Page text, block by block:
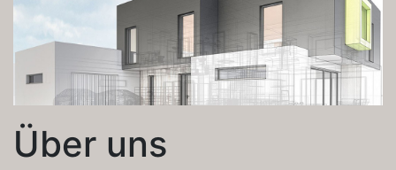
Über uns